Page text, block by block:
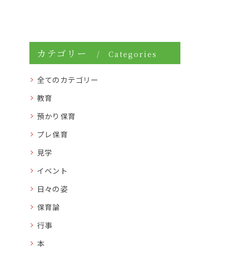
カテゴリー Categories
全てのカテゴリー
教育
預かり保育
プレ保育
見学
イベント
日々の姿
保育論
行事
本